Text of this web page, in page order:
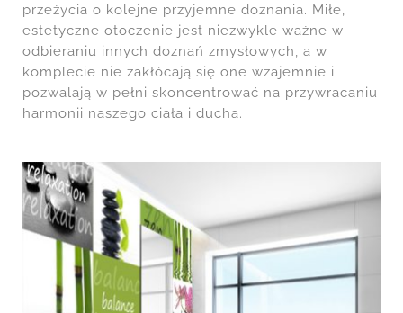
przeżycia o kolejne przyjemne doznania. Miłe,
estetyczne otoczenie jest niezwykle ważne w
odbieraniu innych doznań zmysłowych, a w
komplecie nie zakłócają się one wzajemnie i
pozwalają w pełni skoncentrować na przywracaniu
harmonii naszego ciała i ducha.